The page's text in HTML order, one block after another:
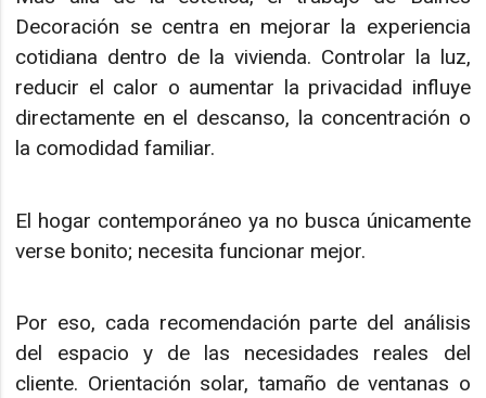
Decoración se centra en mejorar la experiencia
cotidiana dentro de la vivienda. Controlar la luz,
reducir el calor o aumentar la privacidad influye
directamente en el descanso, la concentración o
la comodidad familiar.
El hogar contemporáneo ya no busca únicamente
verse bonito; necesita funcionar mejor.
Por eso, cada recomendación parte del análisis
del espacio y de las necesidades reales del
cliente. Orientación solar, tamaño de ventanas o